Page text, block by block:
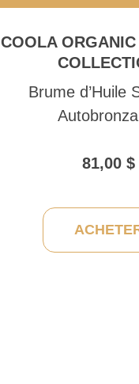
COOLA
Brume d’Huile
81,00$